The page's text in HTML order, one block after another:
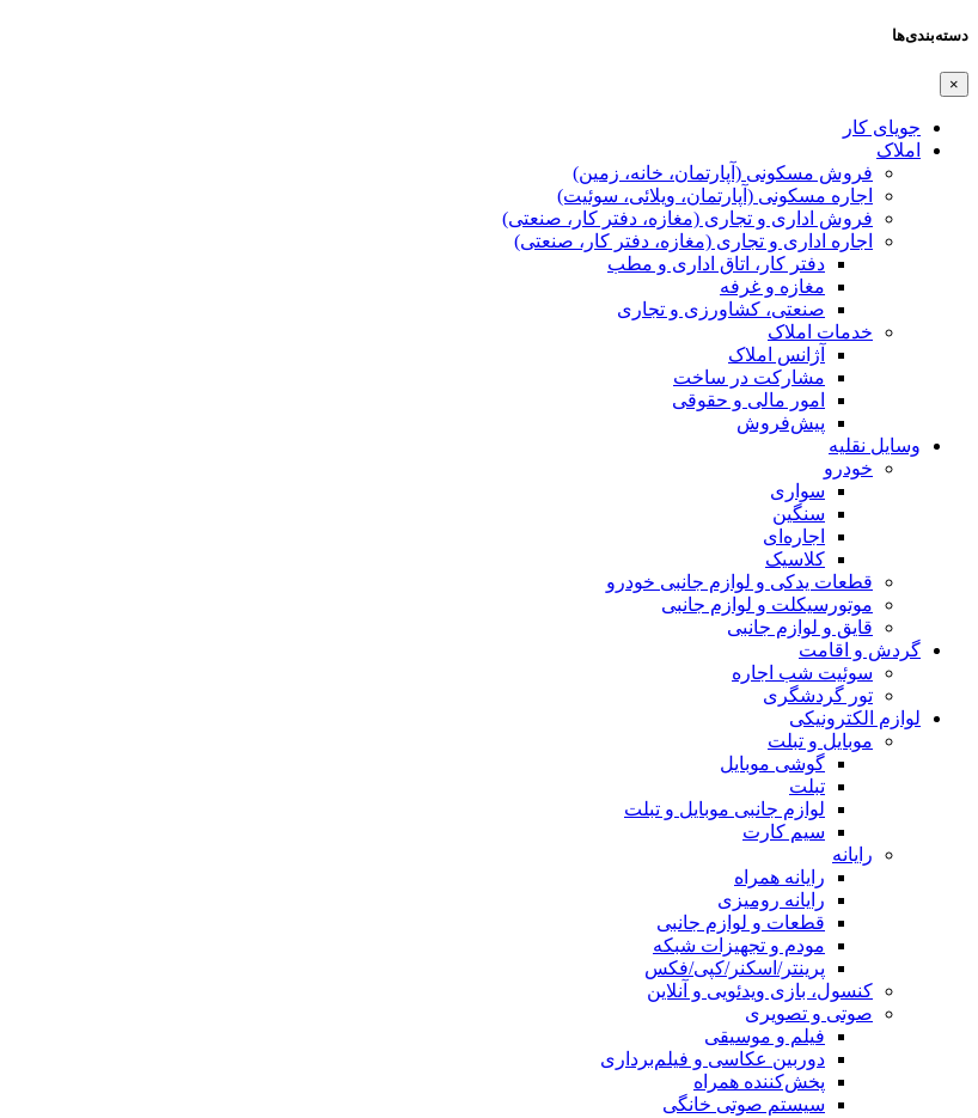
دسته‌بندی‌ها
×
جویای کار
املاک
فروش مسکونی (آپارتمان، خانه، زمین)
اجاره مسکونی (آپارتمان، ویلائی، سوئیت)
فروش اداری و تجاری (مغازه، دفتر کار، صنعتی)
اجاره اداری و تجاری (مغازه، دفتر کار، صنعتی)
دفتر کار، اتاق اداری و مطب
مغازه و غرفه
صنعتی،‌ کشاورزی و تجاری
خدمات املاک
آژانس املاک
مشارکت در ساخت
امور مالی و حقوقی
پیش‌فروش
وسایل نقلیه
خودرو
سواری
سنگین
اجاره‌ای
کلاسیک
قطعات یدکی و لوازم جانبی خودرو
موتورسیکلت و لوازم جانبی
قایق و لوازم جانبی
گردش و اقامت
سوئیت شب اجاره
تور گردشگری
لوازم الکترونیکی
موبایل و تبلت
گوشی موبایل
تبلت
لوازم جانبی موبایل و تبلت
سیم کارت
رایانه
رایانه همراه
رایانه رومیزی
قطعات و لوازم جانبی
مودم و تجهیزات شبکه
پرینتر/اسکنر/کپی/فکس
کنسول، بازی‌ ویدئویی و آنلاین
صوتی و تصویری
فیلم و موسیقی
دوربین عکاسی و فیلم‌برداری
پخش‌کننده همراه
سیستم صوتی خانگی